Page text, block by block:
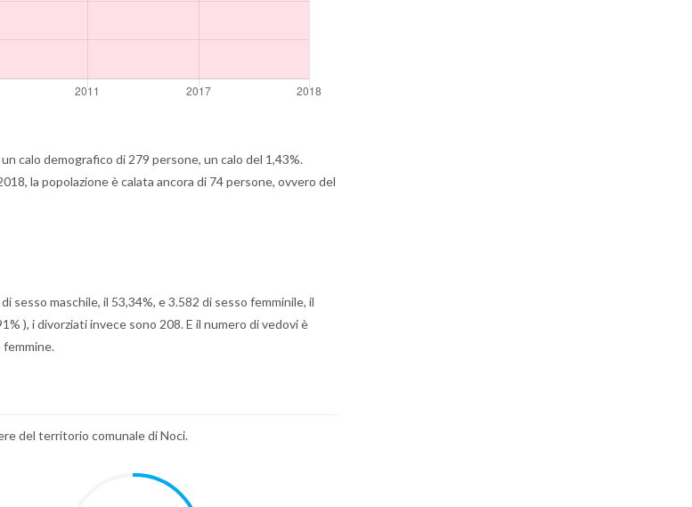
calo demografico di 279 persone, un calo del 1,43%.
la popolazione è calata ancora di 74 persone, ovvero del
maschile, il 53,34%, e 3.582 di sesso femminile, il
), i divorziati invece sono 208. E il numero di vedovi è
femmine.
del territorio comunale di Noci.